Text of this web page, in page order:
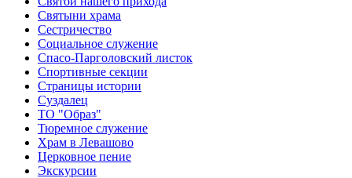
Святыни храма
Сестричество
Социальное служение
Спасо-Парголовский листок
Спортивные секции
Страницы истории
Суздалец
ТО "Образ"
Тюремное служение
Храм в Левашово
Церковное пение
Экскурсии